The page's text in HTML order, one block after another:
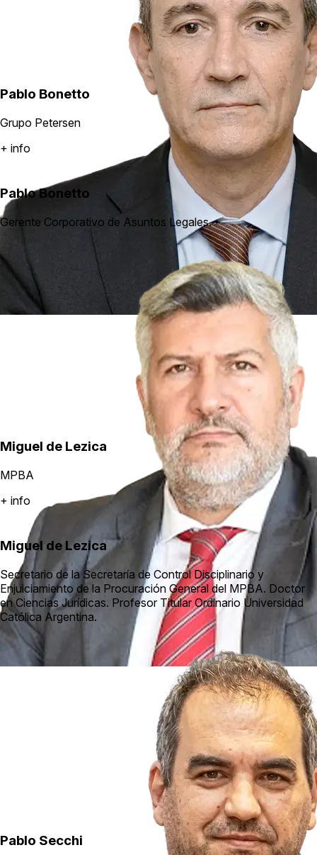
Pablo Bonetto
Grupo Petersen
+ info
Pablo Bonetto
Gerente Corporativo de Asuntos Legales.
Miguel de Lezica
MPBA
+ info
Miguel de Lezica
Secretario de la Secretaría de Control Disciplinario y
Enjuiciamiento de la Procuración General del MPBA. Doctor
en Ciencias Jurídicas. Profesor Titular Ordinario Universidad
Católica Argentina.
Pablo Secchi